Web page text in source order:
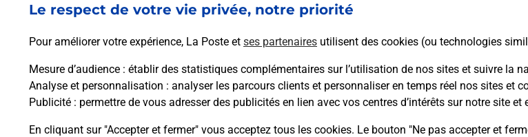
Le respect de votre vie privée, notre priorité
Pour améliorer votre expérience, La Poste et ses partenaires utilisent des cookies (ou technologies
Mesure d’audience : établir des statistiques complémentaires sur l’utilisation de nos sites et suivre la
Analyse et personnalisation : analyser les parcours clients et personnaliser en temps réel nos sites et
Publicité : permettre de vous adresser des publicités en lien avec vos centres d’intérêts sur notre site et
En cliquant sur "Accepter et fermer" vous acceptez tous les cookies. Le bouton "Ne pas accepter et
Questions fréquemment posées